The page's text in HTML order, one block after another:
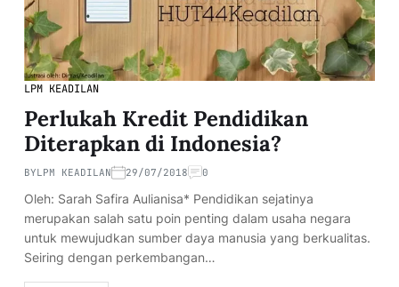
LPM KEADILAN
Perlukah Kredit Pendidikan
Diterapkan di Indonesia?
BYLPM KEADILAN 29/07/2018 0
Oleh: Sarah Safira Aulianisa* Pendidikan sejatinya
merupakan salah satu poin penting dalam usaha negara
untuk mewujudkan sumber daya manusia yang berkualitas.
Seiring dengan perkembangan…